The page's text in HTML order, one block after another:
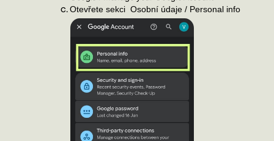
Otevřete sekci Osobní údaje / Personal info